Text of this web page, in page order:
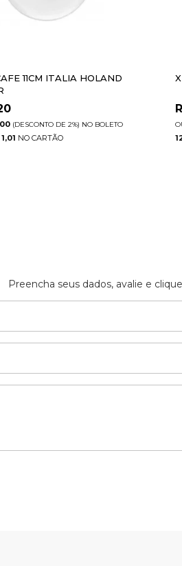
11CM ITALIA HOLAND
(DESCONTO DE 2%) NO BOLETO
Preencha seus dados, avalie e